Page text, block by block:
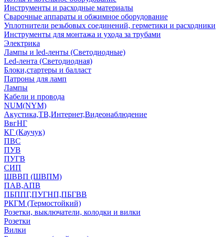
Инструменты и расходные материалы
Сварочные аппараты и обжимное оборудование
Уплотнители резьбовых соединений, герметики и расходники
Инструменты для монтажа и ухода за трубами
Электрика
Лампы и led-ленты (Светодиодные)
Led-лента (Светодиодная)
Блоки,стартеры и балласт
Патроны для ламп
Лампы
Кабели и провода
NUM(NYM)
Акустика,ТВ,Интернет,Видеонаблюдение
ВвгНГ
КГ (Каучук)
ПВС
ПУВ
ПУГВ
СИП
ШВВП (ШВПМ)
ПАВ,АПВ
ПБППГ,ПУГНП,ПБГВВ
РКГМ (Термостойкий)
Розетки, выключатели, колодки и вилки
Розетки
Вилки